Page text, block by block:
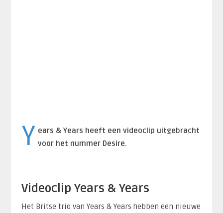
Y ears & Years heeft een videoclip uitgebracht
voor het nummer Desire.
Videoclip Years & Years
Het Britse trio van Years & Years hebben een nieuwe